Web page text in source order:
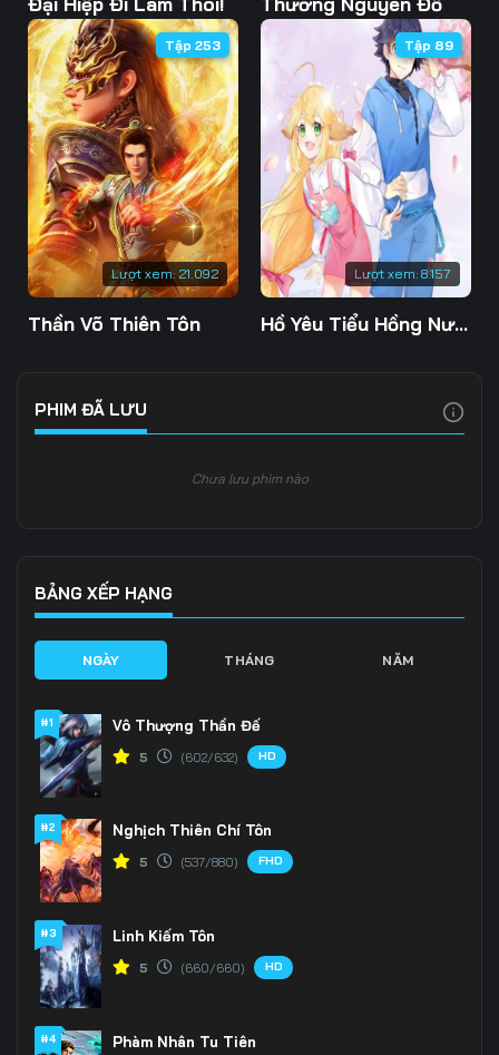
Lượt xem: 21.092
Tập 253
Thần Võ Thiên Tôn
Lượt xem: 8.157
Tập 89
Hồ Yêu Tiểu Hồng Nương
PHIM ĐÃ LƯU
Chưa lưu phim nào
BẢNG XẾP HẠNG
NGÀY THÁNG NĂM
#1 Vô Thượng Thần Đế
5 (602/632) HD
#2 Nghịch Thiên Chí Tôn
5 (537/880) FHD
#3 Linh Kiếm Tôn
5 (660/660) HD
#4 Phàm Nhân Tu Tiên